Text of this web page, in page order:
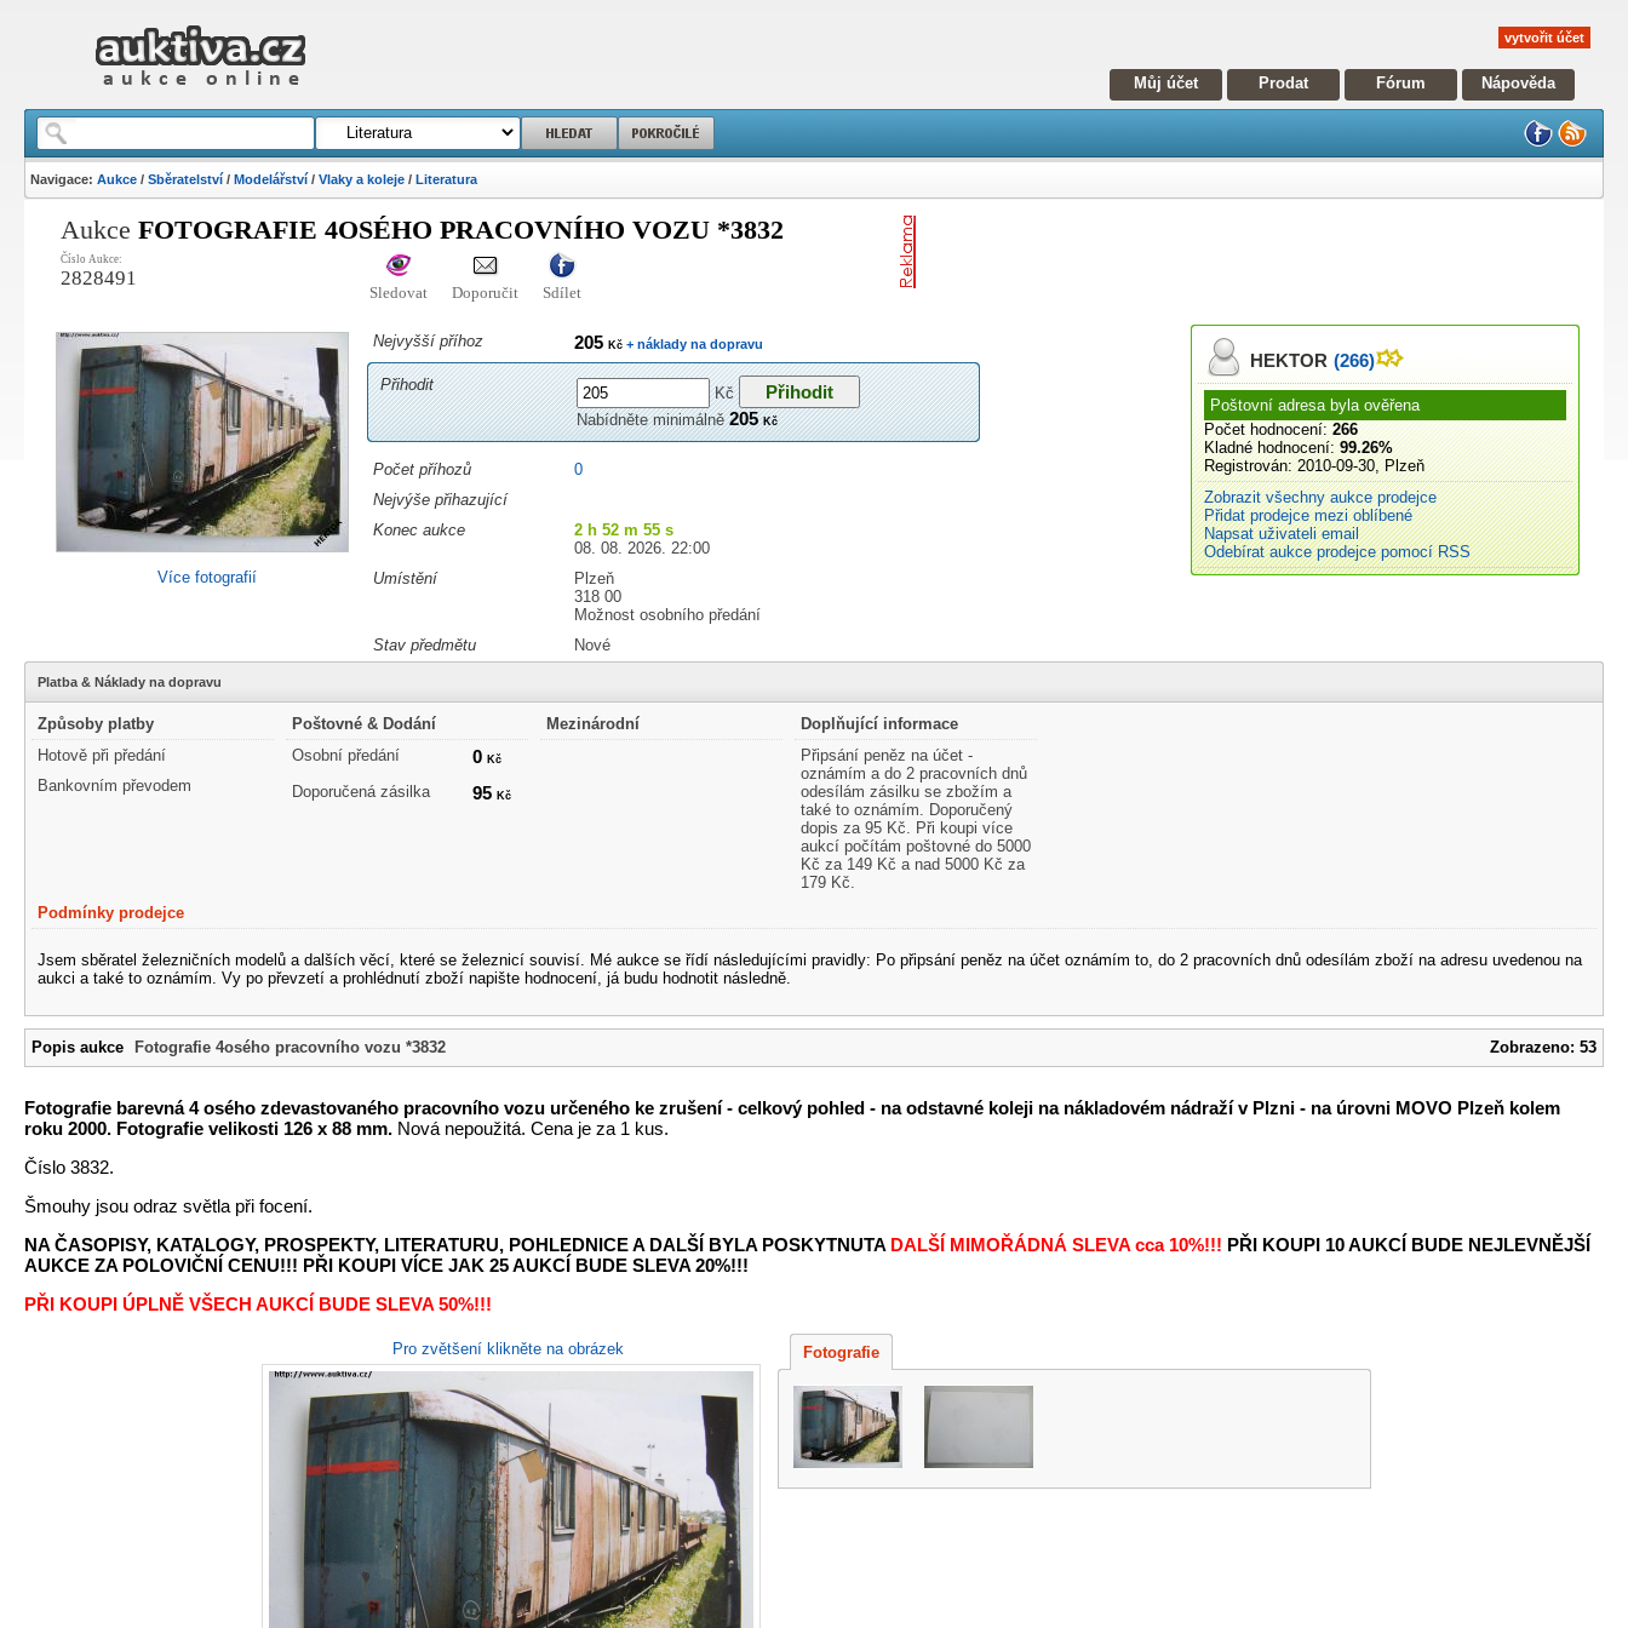
vytvořit účet
Můj účet Prodat Fórum Nápověda
Navigace:Aukce /Sběratelství /Modelářství /Vlaky a koleje /Literatura
AukceFOTOGRAFIE 4OSÉHO PRACOVNÍHO VOZU *3832
Číslo Aukce:
2828491
Sledovat Doporučit Sdílet
Více fotografií
Nejvyšší příhoz 205Kč + náklady na dopravu
Přihodit
Kč
Nabídněte minimálně205Kč
Počet příhozů
0
Nejvýše přihazující
Konec aukce
2 h 52 m 55 s
08. 08. 2026. 22:00
Umístění
Plzeň
318 00
Možnost osobního předání
Stav předmětu
Nové
HEKTOR (266)
Poštovní adresa byla ověřena
Počet hodnocení: 266
Kladné hodnocení: 99.26%
Registrován: 2010-09-30, Plzeň
Zobrazit všechny aukce prodejce
Přidat prodejce mezi oblíbené
Napsat uživateli email
Odebírat aukce prodejce pomocí RSS
Platba & Náklady na dopravu
Způsoby platby
Hotově při předání
Bankovním převodem
Poštovné & Dodání
Osobní předání
0Kč
Doporučená zásilka 95Kč
Mezinárodní
Doplňující informace
Připsání peněz na účet -
oznámím a do 2 pracovních dnů
odesílám zásilku se zbožím a
také to oznámím. Doporučený
dopis za 95 Kč. Při koupi více
aukcí počítám poštovné do 5000
Kč za 149 Kč a nad 5000 Kč za
179 Kč.
Podmínky prodejce
Jsem sběratel železničních modelů a dalších věcí, které se železnicí souvisí. Mé aukce se řídí následujícími pravidly: Po připsání peněz na účet oznámím to, do 2 pracovních dnů odesílám zboží na adresu uvedenou na
aukci a také to oznámím. Vy po převzetí a prohlédnutí zboží napište hodnocení, já budu hodnotit následně.
Popis aukce Fotografie 4osého pracovního vozu *3832 Zobrazeno: 53
Fotografie barevná 4 osého zdevastovaného pracovního vozu určeného ke zrušení - celkový pohled - na odstavné koleji na nákladovém nádraží v Plzni - na úrovni MOVO Plzeň kolem
roku 2000. Fotografie velikosti 126 x 88 mm. Nová nepoužitá. Cena je za 1 kus.
Číslo 3832.
Šmouhy jsou odraz světla při focení.
NA ČASOPISY, KATALOGY, PROSPEKTY, LITERATURU, POHLEDNICE A DALŠÍ BYLA POSKYTNUTA DALŠÍ MIMOŘÁDNÁ SLEVA cca 10%!!! PŘI KOUPI 10 AUKCÍ BUDE NEJLEVNĚJŠÍ
AUKCE ZA POLOVIČNÍ CENU!!! PŘI KOUPI VÍCE JAK 25 AUKCÍ BUDE SLEVA 20%!!!
PŘI KOUPI ÚPLNĚ VŠECH AUKCÍ BUDE SLEVA 50%!!!
Pro zvětšení klikněte na obrázek Fotografie